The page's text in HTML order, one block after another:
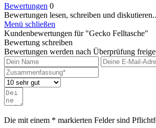
Bewertungen 0
Bewertungen lesen, schreiben und
Menü schließen
Kundenbewertungen für "Gecko Felltasche"
Bewertung schreiben
Bewertungen werden nach Überprüfung
Die mit einem * markierten Felder sind